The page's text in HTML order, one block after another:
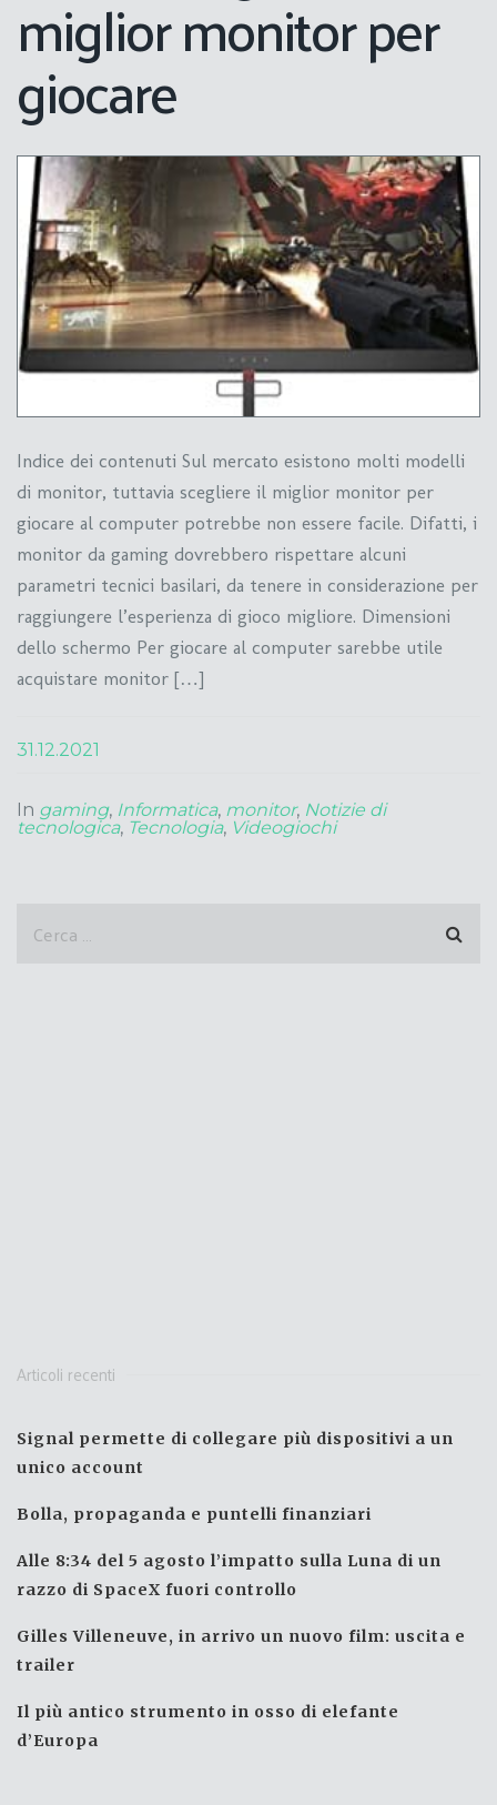
miglior monitor per
giocare
Indice dei contenuti Sul mercato esistono molti modelli
di monitor, tuttavia scegliere il miglior monitor per
giocare al computer potrebbe non essere facile. Difatti, i
monitor da gaming dovrebbero rispettare alcuni
parametri tecnici basilari, da tenere in considerazione per
raggiungere l’esperienza di gioco migliore. Dimensioni
dello schermo Per giocare al computer sarebbe utile
acquistare monitor […]
31.12.2021
In gaming, Informatica, monitor, Notizie di
tecnologica, Tecnologia, Videogiochi
Articoli recenti
Signal permette di collegare più dispositivi a un
unico account
Bolla, propaganda e puntelli finanziari
Alle 8:34 del 5 agosto l’impatto sulla Luna di un
razzo di SpaceX fuori controllo
Gilles Villeneuve, in arrivo un nuovo film: uscita e
trailer
Il più antico strumento in osso di elefante
d’Europa